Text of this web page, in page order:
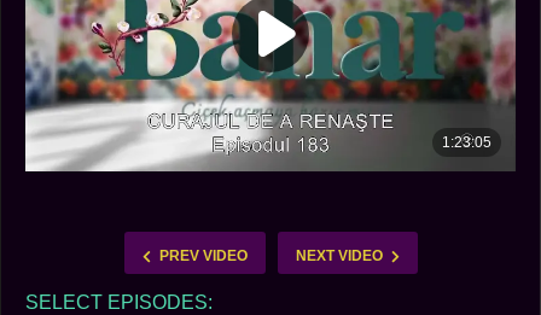
PREV VIDEO NEXT VIDEO
SELECT EPISODES: